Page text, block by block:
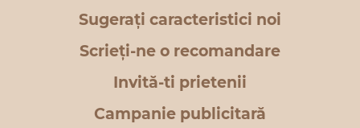
Sugerați caracteristici noi
Scrieți-ne o recomandare
Invită-ti prietenii
Campanie publicitară